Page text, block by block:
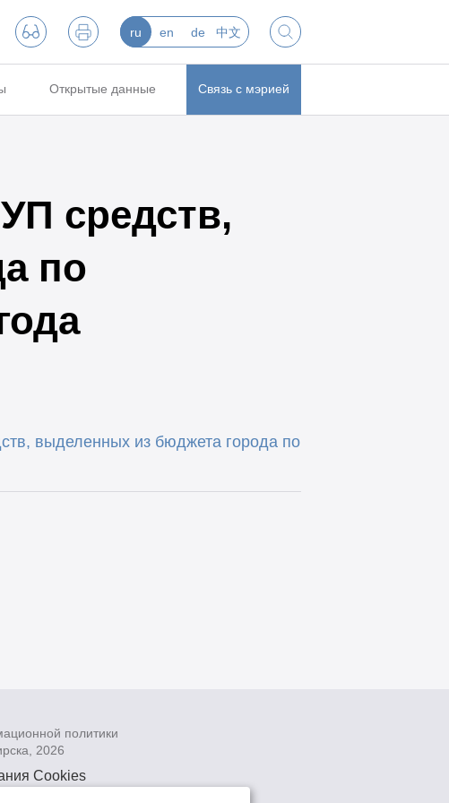
ru en de 中文
Открытые данные Связь с мэрией
средств,
по
выделенных из бюджета города по
политики
2026
Cookies